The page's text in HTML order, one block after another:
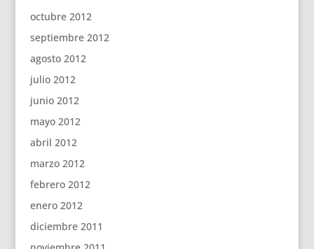
octubre 2012
septiembre 2012
agosto 2012
julio 2012
junio 2012
mayo 2012
abril 2012
marzo 2012
febrero 2012
enero 2012
diciembre 2011